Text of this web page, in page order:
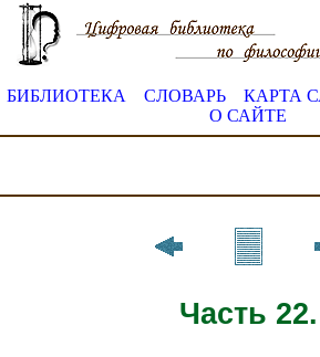
БИБЛИОТЕКА СЛОВАРЬ КАРТА
О САЙТЕ
Часть 22.